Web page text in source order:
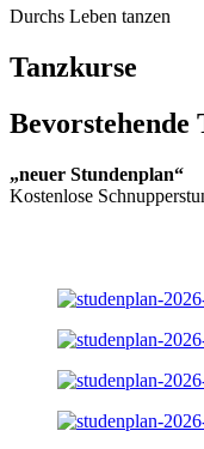
Durchs Leben tanzen
Tanzkurse
Bevorstehende
„neuer Stundenplan“
Kostenlose